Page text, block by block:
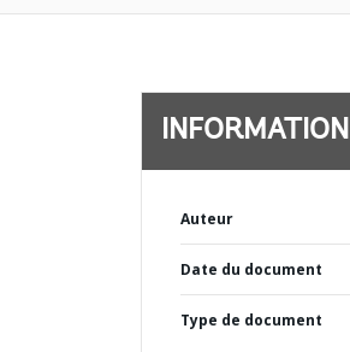
INFORMATION
Auteur
Date du document
Type de document